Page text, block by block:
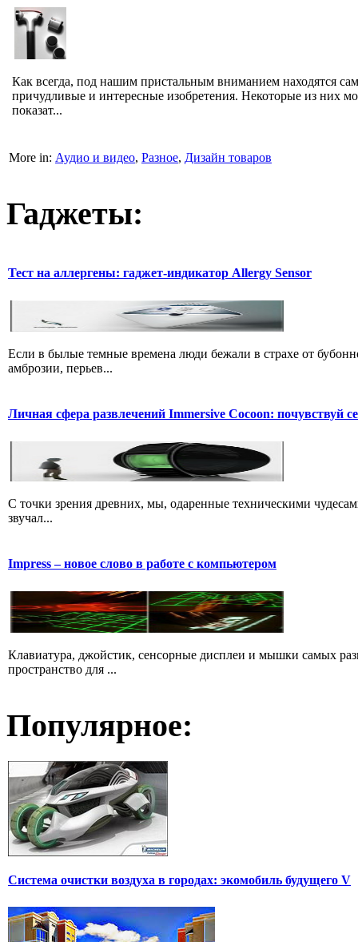
Как всегда, под нашим пристальным вниманием находятся
причудливые и интересные изобретения. Некоторые из них
показат...
More in: Аудио и видео, Разное, Дизайн товаров
Гаджеты:
Тест на аллергены: гаджет-индикатор Allergy Sensor
Если в былые темные времена люди бежали в страхе от
амброзии, перьев...
Личная сфера развлечений Immersive Cocoon: почувствуй
С точки зрения древних, мы, одаренные техническими
звучал...
Impress – новое слово в работе с компьютером
Клавиатура, джойстик, сенсорные дисплеи и мышки самых
пространство для ...
Популярное:
Система очистки воздуха в городах: экомобиль будущего V